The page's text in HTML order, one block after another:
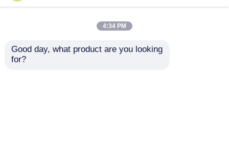
Aleación de acero de
4:34 PM
Good day, what product are you looking
for?